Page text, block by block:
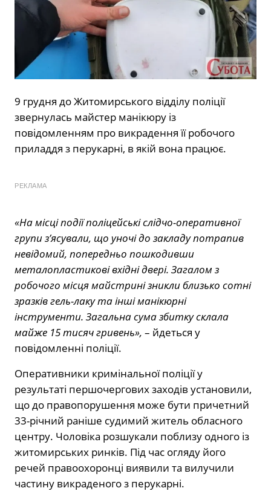
9 грудня до Житомирського відділу поліції
звернулась майстер манікюру із
повідомленням про викрадення її робочого
приладдя з перукарні, в якій вона працює.
РЕКЛАМА
«На місці події поліцейські слідчо-оперативної
групи з’ясували, що уночі до закладу потрапив
невідомий, попередньо пошкодивши
металопластикові вхідні двері. Загалом з
робочого місця майстрині зникли близько сотні
зразків гель-лаку та інші манікюрні
інструменти. Загальна сума збитку склала
майже 15 тисяч гривень», – йдеться у
повідомленні поліції.
Оперативники кримінальної поліції у
результаті першочергових заходів установили,
що до правопорушення може бути причетний
33-річний раніше судимий житель обласного
центру. Чоловіка розшукали поблизу одного із
житомирських ринків. Під час огляду його
речей правоохоронці виявили та вилучили
частину викраденого з перукарні.